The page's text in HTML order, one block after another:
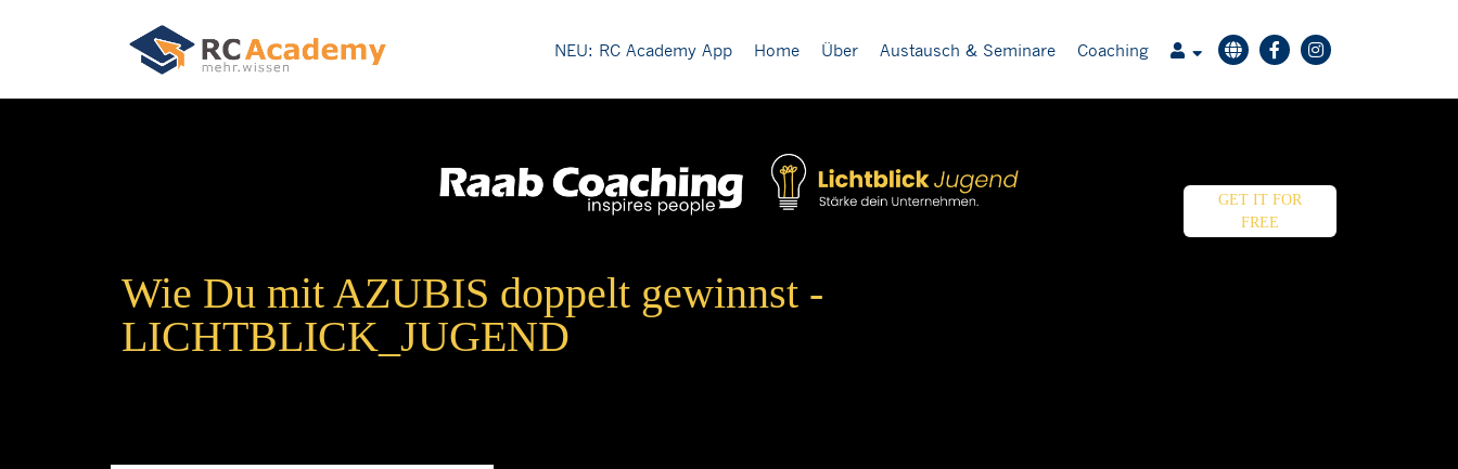
NEU: RC Academy App Home Über Austausch & Seminare Coaching
Wie Du mit AZUBIS doppelt gewinnst -
LICHTBLICK_JUGEND
GET IT FOR
FREE